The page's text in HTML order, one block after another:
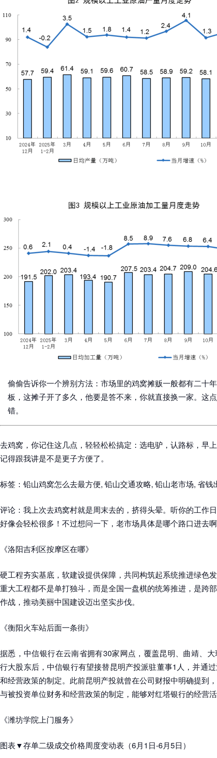
偷偷告诉你一个辨别方法：市场里的鸡窝摊贩一般都有二十
板，这摊子开了多久，他要是答不来，你就直接换一家。这
错。
去鸡窝，你记住这几点，轻轻松松搞定：选电驴，认路标，早
记得跟我讲是不是更子方便了。
标签：铅山鸡窝怎么去最方便, 铅山交通攻略, 铅山老市场, 省钱
评论：我上次去鸡窝村就是周末去的，挤得头晕。听你的工作
好像会轻松很多！不过想问一下，老市场具体是哪个路口进去
《洛阳吉利区按摩区在哪》
硬工程夯实基底，软建设提供保障，共同构筑起系统推进绿色
重大工程都不是单打独斗，而是全国一盘棋的统筹推进，是跨
作战，推动美丽中国建设迈出坚实步伐。
《衡阳火车站后面一条街》
据悉，中信银行在云南省拥有30家网点，覆盖昆明、曲靖、
行大股东后，中信银行有望接替昆明产投派驻董事1人，并通
和经营政策的制定。此前昆明产投就曾在公司财报中明确提到
与被投资单位财务和经营政策的制定，能够对红塔银行的经营
《潍坊学院上门服务》
图表▼存单二级成交价格周度变动表（6月1日-6月5日）